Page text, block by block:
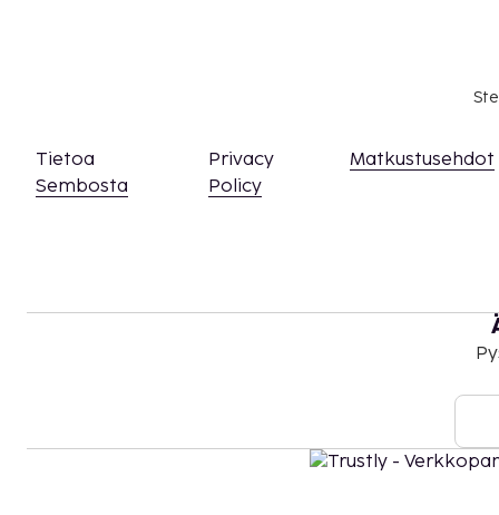
Tietoa
Sembosta
Privacy
Policy
Matkustusehdot